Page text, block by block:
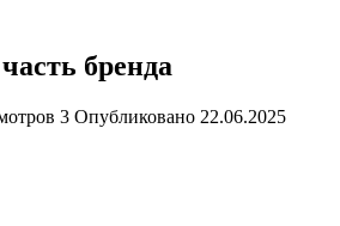
бренда
3 Опубликовано 22.06.2025